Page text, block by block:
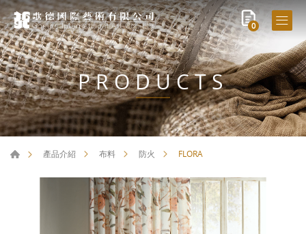
0
PRODUCTS
產品介紹 布料 防火 FLORA